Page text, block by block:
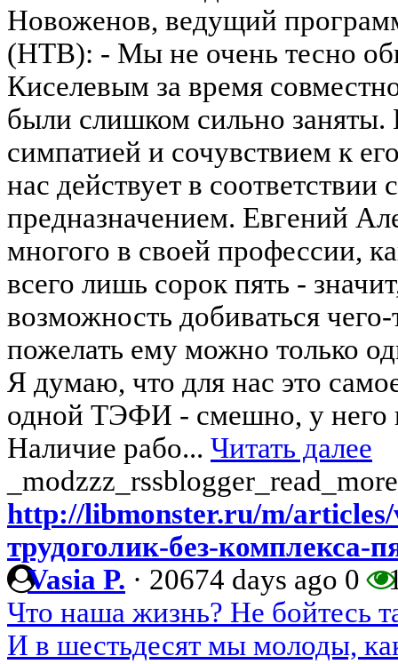
Новоженов, ведущий
(НТВ): - Мы не очень тесно
Киселевым за время
были слишком сильно
симпатией и сочувствием к
нас действует в соответствии
предназначением. Евгений
многого в своей профессии,
всего лишь сорок пять -
возможность добиваться
пожелать ему можно только
Я думаю, что для нас это
одной ТЭФИ - смешно, у него
Наличие рабо... Читать далее
_modzzz_rssblogger_read_more
http://libmonster.ru/m/
трудоголик-без-комплекса-
Vasia P. · 20674 days ago 0
Что наша жизнь? Не бойтесь
И в шестьдесят мы молоды,